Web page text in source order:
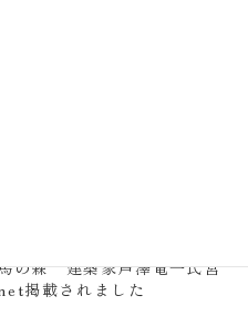
の森 建築家芦澤竜一氏宮
掲載されました